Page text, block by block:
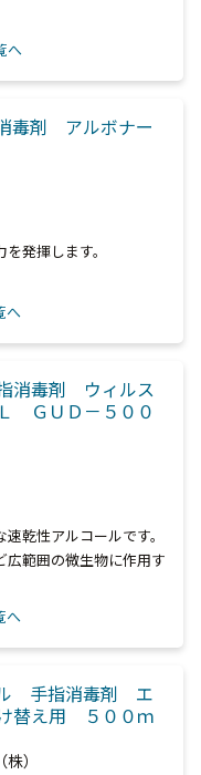
へ
毒剤 アルボナー
発揮します。
へ
消毒剤 ウィルス
ＧＵＤ－５００
乾性アルコールです。
広範囲の微生物に作用す
へ
ル 手指消毒剤 エ
替え用 ５００ｍ
）